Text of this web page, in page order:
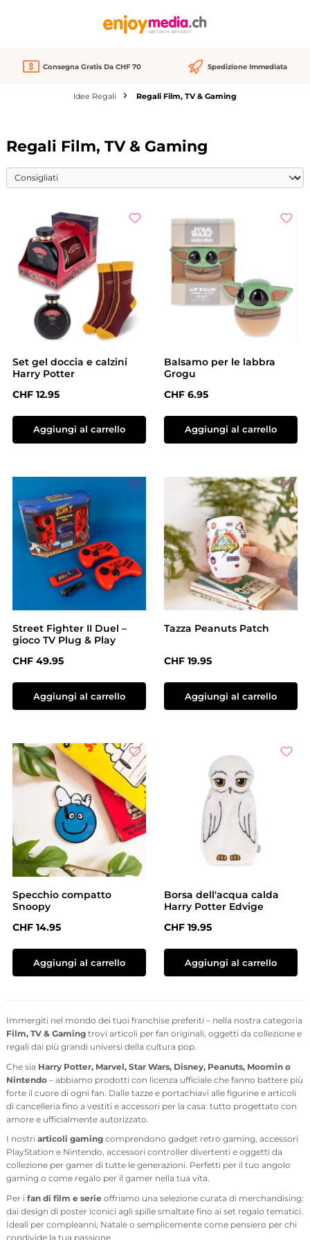
Consegna Gratis Da CHF 70 Spedizione Immediata
Idee Regali Regali Film, TV & Gaming
Regali Film, TV & Gaming
Set gel doccia e calzini
Harry Potter
Prezzo normale:
CHF 12.95
Aggiungi al carrello
Balsamo per le labbra
Grogu
Prezzo normale:
CHF 6.95
Aggiungi al carrello
Street Fighter II Duel –
gioco TV Plug & Play
Prezzo normale:
CHF 49.95
Aggiungi al carrello
Tazza Peanuts Patch
Prezzo normale:
CHF 19.95
Aggiungi al carrello
Specchio compatto
Snoopy
Prezzo normale:
CHF 14.95
Aggiungi al carrello
Borsa dell'acqua calda
Harry Potter Edvige
Prezzo normale:
CHF 19.95
Aggiungi al carrello
Immergiti nel mondo dei tuoi franchise preferiti – nella nostra categoria
Film, TV & Gaming trovi articoli per fan originali, oggetti da collezione e
regali dai più grandi universi della cultura pop.
Che sia Harry Potter, Marvel, Star Wars, Disney, Peanuts, Moomin o
Nintendo – abbiamo prodotti con licenza ufficiale che fanno battere più
forte il cuore di ogni fan. Dalle tazze e portachiavi alle figurine e articoli
di cancelleria fino a vestiti e accessori per la casa: tutto progettato con
amore e ufficialmente autorizzato.
I nostri articoli gaming comprendono gadget retro gaming, accessori
PlayStation e Nintendo, accessori controller divertenti e oggetti da
collezione per gamer di tutte le generazioni. Perfetti per il tuo angolo
gaming o come regalo per il gamer nella tua vita.
Per i fan di film e serie offriamo una selezione curata di merchandising:
dai design di poster iconici agli spille smaltate fino ai set regalo tematici.
Ideali per compleanni, Natale o semplicemente come pensiero per chi
condivide la tua passione.